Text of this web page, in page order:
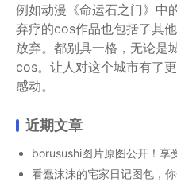
例如动漫《命运石之门》中
弃疗的cos作品也包括了其
放弃。都别具一格，无论是
cos。让人对这个城市有了
感动。
近期文章
borusushi图片原图公开！享
看蠢沫沫的宅家日记图包，